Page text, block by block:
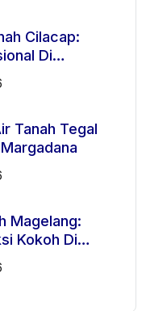
Cilacap:
Di
Tanah Tegal
Magelang:
Kokoh Di